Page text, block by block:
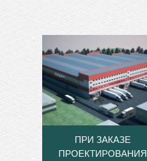
ПРИ ЗАКАЗЕ
ПРОЕКТИРОВАНИЯ